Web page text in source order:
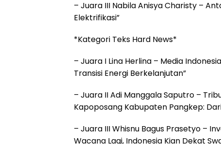
– Juara III Nabila Anisya Charisty –
Elektrifikasi”
*Kategori Teks Hard News*
– Juara I Lina Herlina – Media
Transisi Energi Berkelanjutan”
– Juara II Adi Manggala Saputro –
Kapoposang Kabupaten Pangkep:
– Juara III Whisnu Bagus Prasetyo –
Wacana Lagi, Indonesia Kian Dekat